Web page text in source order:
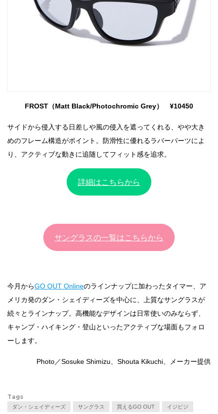
FROST（Matt Black/Photochromic Grey） ¥10450
サイドから侵入する日差しや風の侵入を遮ってくれる、やや大き
めのフレーム構造がポイント。防滑性に優れるラバーパーツによ
り、アクティブな動きに追随してフィット感を追求。
詳細はこちらから
サングラスの一覧はこちらから
今月からGO OUT Onlineのラインナップに加わったタイマー、ア
メリカ発のダン・シェイディーズを中心に、上質なサングラスが
続々とラインナップ。高機能なデザインは日常使いのみならず、
キャンプ・ハイキング・登山といったアクティブな場面もフォロ
ーします。
Photo／Sosuke Shimizu、Shouta Kikuchi、メーカー提供
Tags
ダン・シェイディーズ サングラス 買えるGO OUT イジピジ